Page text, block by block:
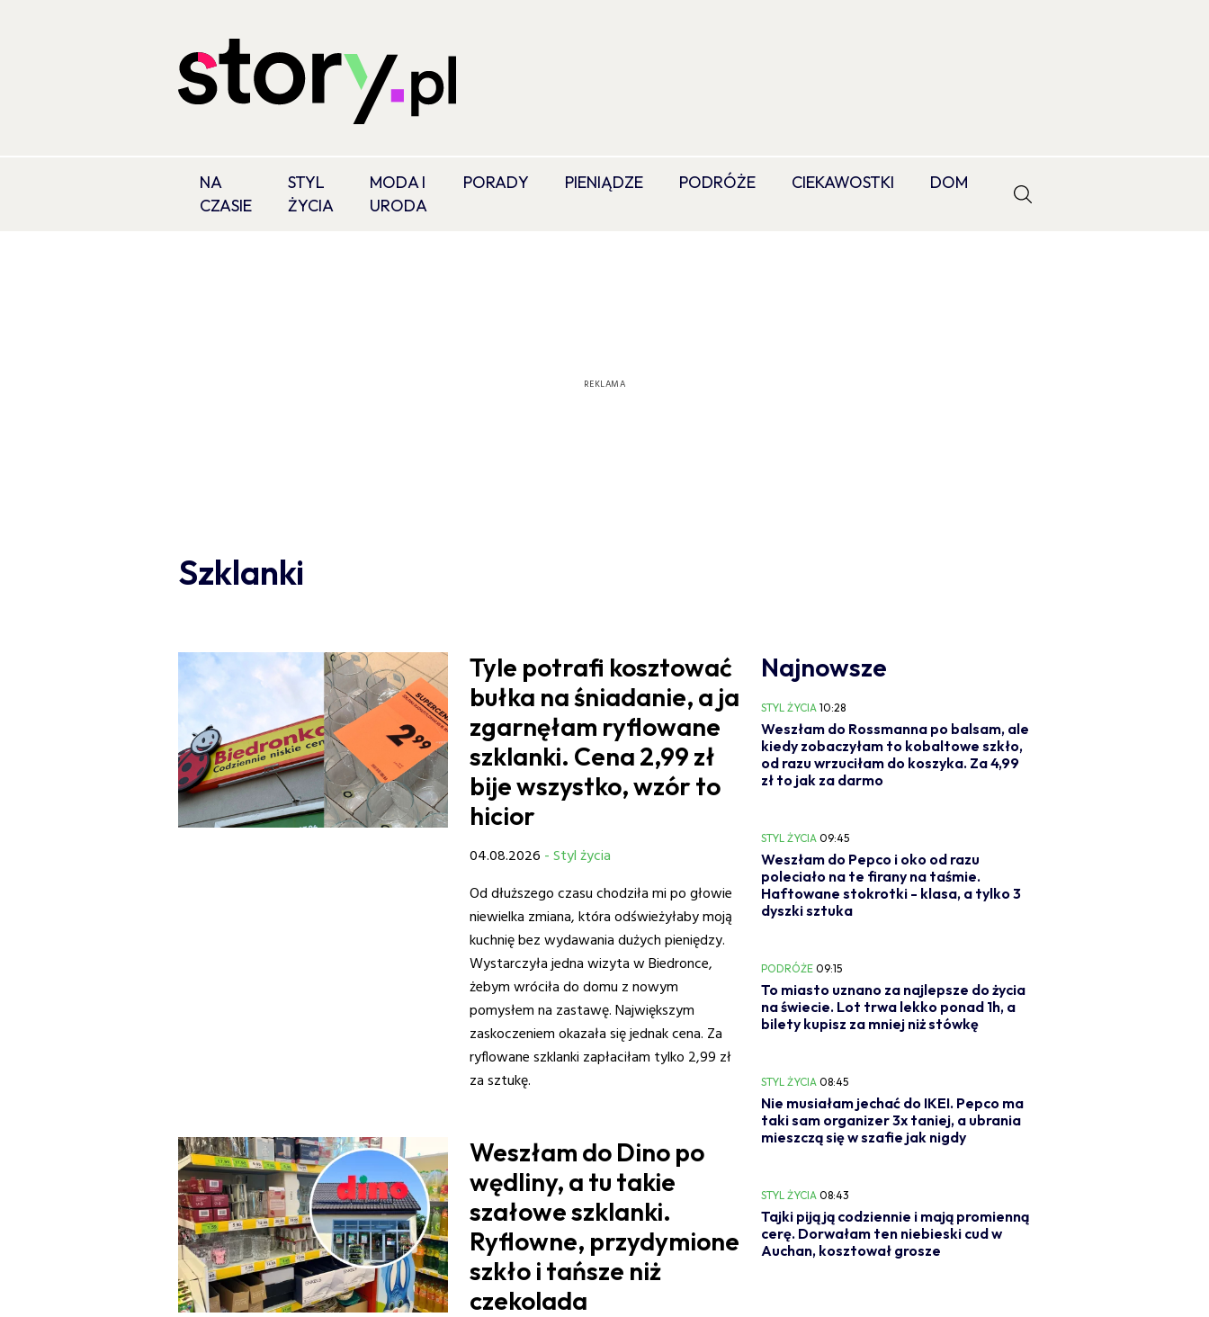
NA
CZASIE
STYL
ŻYCIA
MODA I
URODA
PORADY PIENIĄDZE PODRÓŻE CIEKAWOSTKI DOM
Szklanki
Tyle potrafi kosztować
bułka na śniadanie, a ja
zgarnęłam ryflowane
szklanki. Cena 2,99 zł
bije wszystko, wzór to
hicior
04.08.2026 - Styl życia
Od dłuższego czasu chodziła mi po głowie
niewielka zmiana, która odświeżyłaby moją
kuchnię bez wydawania dużych pieniędzy.
Wystarczyła jedna wizyta w Biedronce,
żebym wróciła do domu z nowym
pomysłem na zastawę. Największym
zaskoczeniem okazała się jednak cena. Za
ryflowane szklanki zapłaciłam tylko 2,99 zł
za sztukę.
Weszłam do Dino po
wędliny, a tu takie
szałowe szklanki.
Ryflowne, przydymione
szkło i tańsze niż
czekolada
Najnowsze
STYL ŻYCIA 10:28
Weszłam do Rossmanna po balsam, ale
kiedy zobaczyłam to kobaltowe szkło,
od razu wrzuciłam do koszyka. Za 4,99
zł to jak za darmo
STYL ŻYCIA 09:45
Weszłam do Pepco i oko od razu
poleciało na te firany na taśmie.
Haftowane stokrotki - klasa, a tylko 3
dyszki sztuka
PODRÓŻE 09:15
To miasto uznano za najlepsze do życia
na świecie. Lot trwa lekko ponad 1h, a
bilety kupisz za mniej niż stówkę
STYL ŻYCIA 08:45
Nie musiałam jechać do IKEI. Pepco ma
taki sam organizer 3x taniej, a ubrania
mieszczą się w szafie jak nigdy
STYL ŻYCIA 08:43
Tajki piją ją codziennie i mają promienną
cerę. Dorwałam ten niebieski cud w
Auchan, kosztował grosze